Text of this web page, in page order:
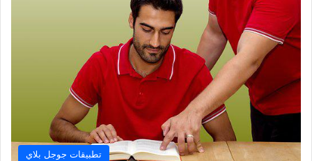
تطبيقات جوجل بلاي